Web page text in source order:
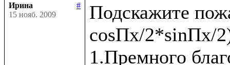
Ирина
#
15 нояб. 2009
Подскажите
cosПx/2*sinПx/